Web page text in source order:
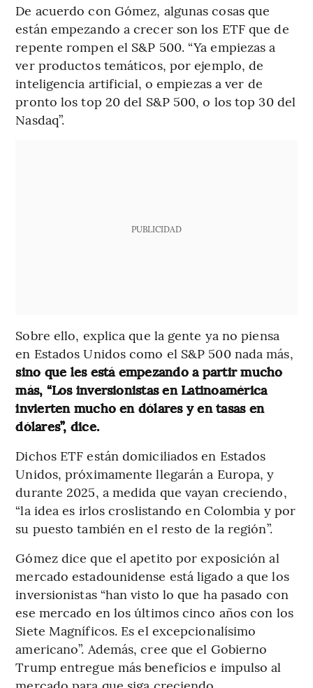
De acuerdo con Gómez, algunas cosas que
están empezando a crecer son los ETF que de
repente rompen el S&P 500. “Ya empiezas a
ver productos temáticos, por ejemplo, de
inteligencia artificial, o empiezas a ver de
pronto los top 20 del S&P 500, o los top 30 del
Nasdaq”.
PUBLICIDAD
Sobre ello, explica que la gente ya no piensa
en Estados Unidos como el S&P 500 nada más,
sino que les está empezando a partir mucho
más, “Los inversionistas en Latinoamérica
invierten mucho en dólares y en tasas en
dólares”, dice.
Dichos ETF están domiciliados en Estados
Unidos, próximamente llegarán a Europa, y
durante 2025, a medida que vayan creciendo,
“la idea es irlos croslistando en Colombia y por
su puesto también en el resto de la región”.
Gómez dice que el apetito por exposición al
mercado estadounidense está ligado a que los
inversionistas “han visto lo que ha pasado con
ese mercado en los últimos cinco años con los
Siete Magníficos. Es el excepcionalísimo
americano”. Además, cree que el Gobierno
Trump entregue más beneficios e impulso al